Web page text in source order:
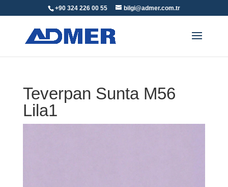
+90 324 226 00 55 bilgi@admer.com.tr
Teverpan Sunta M56
Lila1